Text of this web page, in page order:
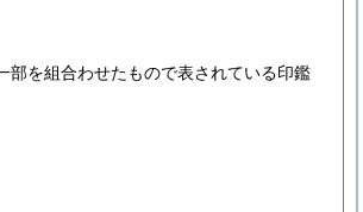
部を組合わせたもので表されている印鑑